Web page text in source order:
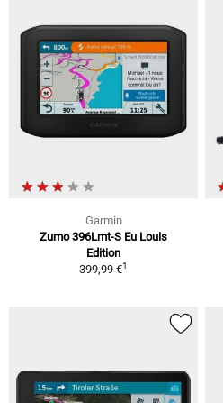
Garmin
Zumo 396Lmt-S Eu Louis
Edition
399,99 €1